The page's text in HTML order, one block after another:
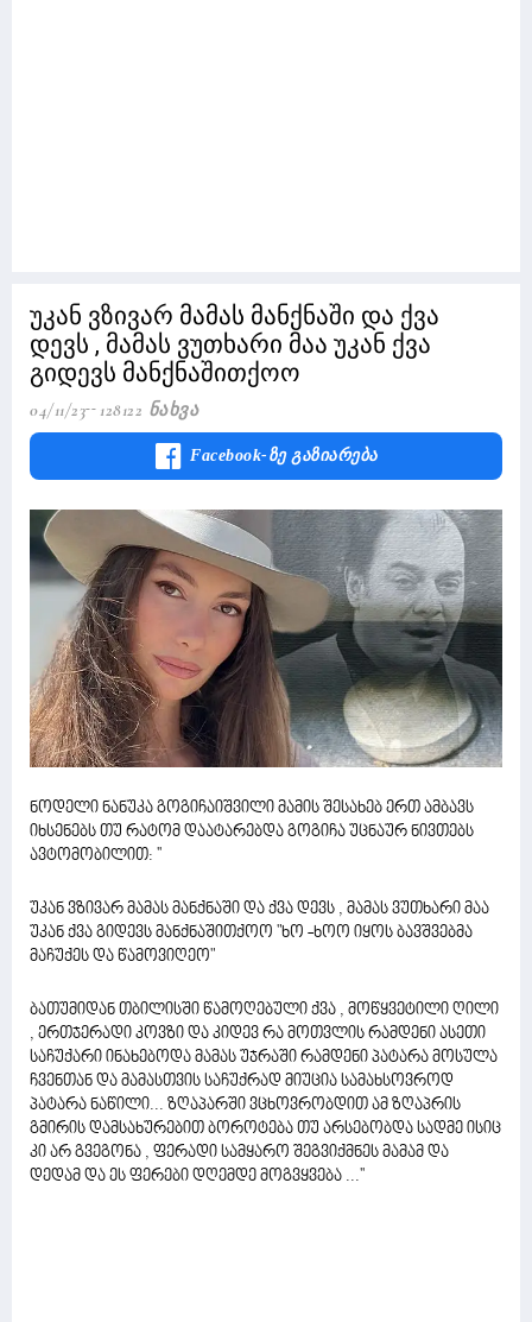
უკან ვზივარ მამას მანქნაში და ქვა
დევს , მამას ვუთხარი მაა უკან ქვა
გიდევს მანქნაშითქოო
04/11/23 128122 Ნახვა
Facebook-Ზე Გაზიარება
ნოდელი ნანუკა გოგიჩაიშვილი მამის შესახებ ერთ ამბავს
იხსენებს თუ რატომ დაატარებდა გოგიჩა უცნაურ ნივთებს
ავტომობილით: ''
უკან ვზივარ მამას მანქნაში და ქვა დევს , მამას ვუთხარი მაა
უკან ქვა გიდევს მანქნაშითქოო "ხო -ხოო იყოს ბავშვებმა
მაჩუქეს და წამოვიღეო"
ბათუმიდან თბილისში წამოღებული ქვა , მოწყვეტილი ღილი
, ერთჯერადი კოვზი და კიდევ რა მოთვლის რამდენი ასეთი
საჩუქარი ინახებოდა მამას უჯრაში რამდენი პატარა მოსულა
ჩვენთან და მამასთვის საჩუქრად მიუცია სამახსოვროდ
პატარა ნაწილი... ზღაპარში ვცხოვრობდით ამ ზღაპრის
გმირის დამსახურებით ბოროტება თუ არსებობდა სადმე ისიც
კი არ გვეგონა , ფერადი სამყარო შეგვიქმნეს მამამ და
დედამ და ეს ფერები დღემდე მოგვყვება ...''